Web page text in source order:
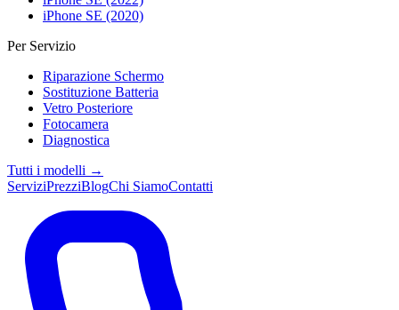
iPhone SE (2020)
Per Servizio
Riparazione Schermo
Sostituzione Batteria
Vetro Posteriore
Fotocamera
Diagnostica
Tutti i modelli →
ServiziPrezziBlogChi SiamoContatti